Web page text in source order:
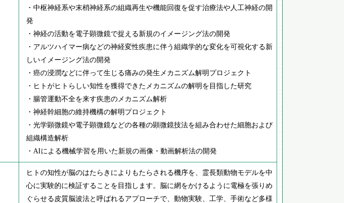
・中枢神経系や末梢神経系の組織再生や機能回復を促す治療法や人工神経の開
発
・神経の活動を電子顕微鏡で捉える新規のイメージング法の開発
・アルツハイマー病などの神経変性疾患に伴う組織学的な変化を可視化する新
しいイメージング法の開発
・癌の浸潤などに伴って生じる痛みの発生メカニズム解明プロジェクト
・ヒトがヒトらしい知性を獲得できたメカニズムの解明を目指した研究
・腸管運動不全を来す疾患のメカニズム解析
・神経幹細胞の維持機構の解明プロジェクト
・光学顕微鏡や電子顕微鏡などの各種の顕微鏡技法を組み合わせた細胞および
組織構造解析
・AIによる機械学習を用いた新規の画像・動画解析法の開発
ヒトの知性が脳のはたらきによりもたらされる機序を、霊長類動物モデルを中
心に実験的に検証することを目指します。脳に網をかけるように電極を張りめ
ぐらせる皮質脳波法と呼ばれるアプローチで、動物実験、工学、手術など多様